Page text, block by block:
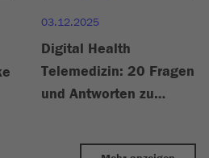
03.12.2025
Digital Health
Telemedizin: 20 Fragen
und Antworten zu